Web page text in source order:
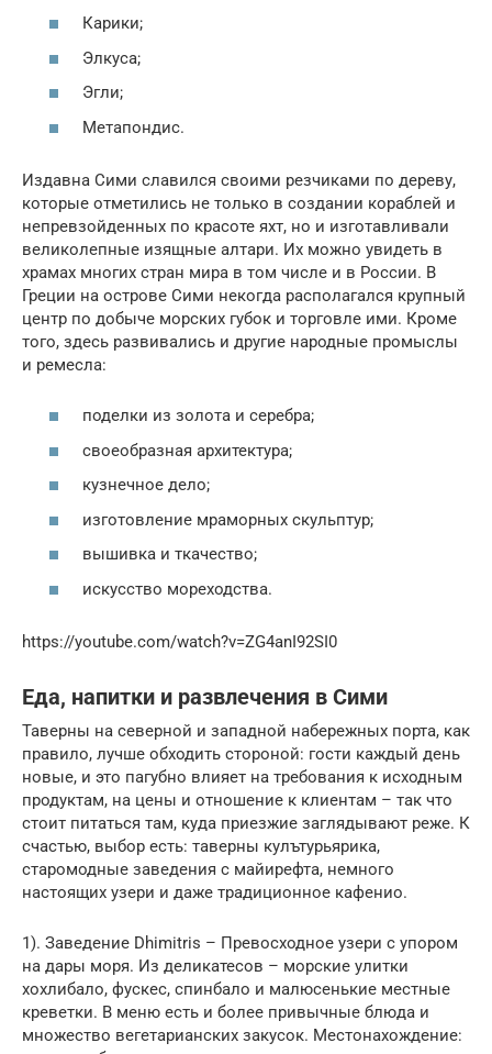
Карики;
Элкуса;
Эгли;
Метапондис.
Издавна Сими славился своими резчиками по дереву,
которые отметились не только в создании кораблей и
непревзойденных по красоте яхт, но и изготавливали
великолепные изящные алтари. Их можно увидеть в
храмах многих стран мира в том числе и в России. В
Греции на острове Сими некогда располагался крупный
центр по добыче морских губок и торговле ими. Кроме
того, здесь развивались и другие народные промыслы
и ремесла:
поделки из золота и серебра;
своеобразная архитектура;
кузнечное дело;
изготовление мраморных скульптур;
вышивка и ткачество;
искусство мореходства.
https://youtube.com/watch?v=ZG4anI92SI0
Еда, напитки и развлечения в Сими
Таверны на северной и западной набережных порта, как
правило, лучше обходить стороной: гости каждый день
новые, и это пагубно влияет на требования к исходным
продуктам, на цены и отношение к клиентам – так что
стоит питаться там, куда приезжие заглядывают реже. К
счастью, выбор есть: таверны кулътурьярика,
старомодные заведения с майирефта, немного
настоящих узери и даже традиционное кафенио.
1). Заведение Dhimitris – Превосходное узери с упором
на дары моря. Из деликатесов – морские улитки
хохлибало, фускес, спинбало и малюсенькие местные
креветки. В меню есть и более привычные блюда и
множество вегетарианских закусок. Местонахождение: